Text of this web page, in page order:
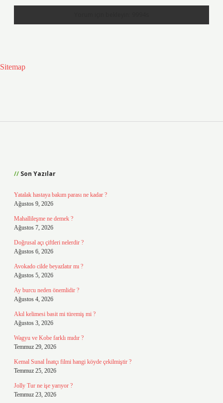
Sitemap
Son Yazılar
Yatalak hastaya bakım parası ne kadar ?
Ağustos 9, 2026
Mahallileşme ne demek ?
Ağustos 7, 2026
Doğrusal açı çiftleri nelerdir ?
Ağustos 6, 2026
Avokado cilde beyazlatır mı ?
Ağustos 5, 2026
Ay burcu neden önemlidir ?
Ağustos 4, 2026
Akıl kelimesi basit mi türemiş mi ?
Ağustos 3, 2026
Wagyu ve Kobe farklı mıdır ?
Temmuz 29, 2026
Kemal Sunal İnatçı filmi hangi köyde çekilmiştir ?
Temmuz 25, 2026
Jolly Tur ne işe yarıyor ?
Temmuz 23, 2026